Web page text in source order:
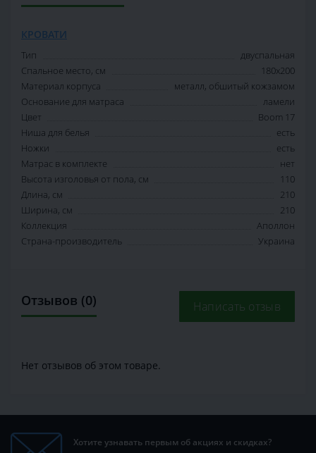
КРОВАТИ
Тип
двуспальная
Спальное место, см
180х200
Материал корпуса
металл, обшитый кожзамом
Основание для матраса
ламели
Цвет
Boom 17
Ниша для белья
есть
Ножки
есть
Матрас в комплекте
нет
Высота изголовья от пола, см
110
Длина, см
210
Ширина, см
210
Коллекция
Аполлон
Страна-производитель
Украина
Отзывов (0) Написать отзыв
Нет отзывов об этом товаре.
Хотите узнавать первым об акциях и скидках?